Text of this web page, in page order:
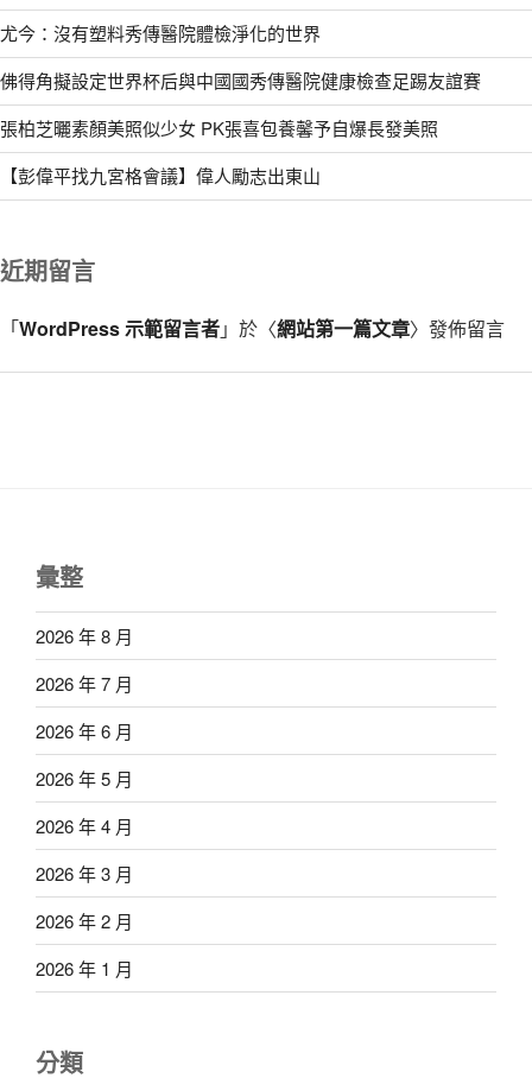
尤今：沒有塑料秀傳醫院體檢淨化的世界
佛得角擬設定世界杯后與中國國秀傳醫院健康檢查足踢友誼賽
張柏芝曬素顏美照似少女 PK張喜包養馨予自爆長發美照
【彭偉平找九宮格會議】偉人勵志出東山
近期留言
「WordPress 示範留言者」於〈網站第一篇文章〉發佈留言
彙整
2026 年 8 月
2026 年 7 月
2026 年 6 月
2026 年 5 月
2026 年 4 月
2026 年 3 月
2026 年 2 月
2026 年 1 月
分類